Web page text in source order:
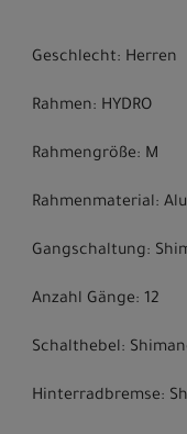
Geschlecht: Herren
Rahmen: HYDRO
Rahmengröße: M
Rahmenmaterial:
Gangschaltung:
Anzahl Gänge: 12
Schalthebel:
Hinterradbremse: